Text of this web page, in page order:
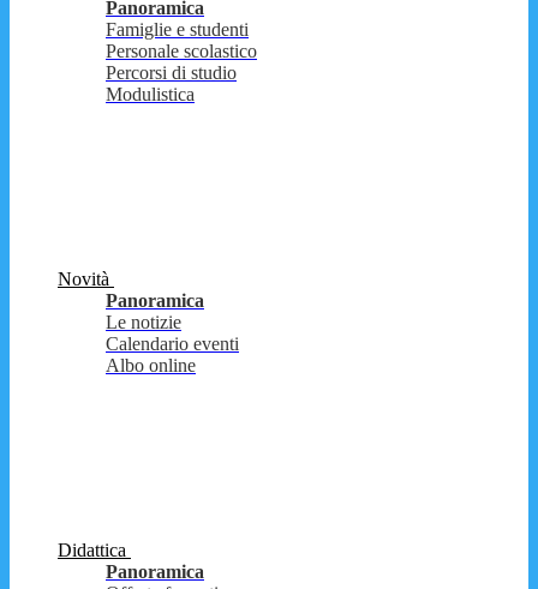
Panoramica
Famiglie e studenti
Personale scolastico
Percorsi di studio
Modulistica
Novità
Panoramica
Le notizie
Calendario eventi
Albo online
Didattica
Panoramica